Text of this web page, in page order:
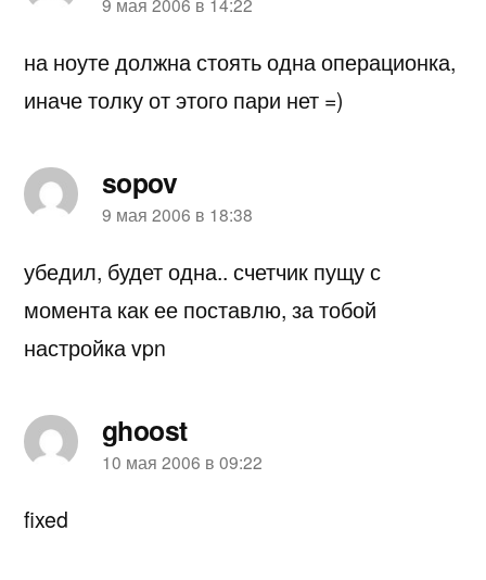
пишет:
на ноуте должна стоять одна операционка,
иначе толку от этого пари нет =)
sopov
пишет:
9 мая 2006 в 18:38
убедил, будет одна.. счетчик пущу с
момента как ее поставлю, за тобой
настройка vpn
ghoost
пишет:
10 мая 2006 в 09:22
fixed